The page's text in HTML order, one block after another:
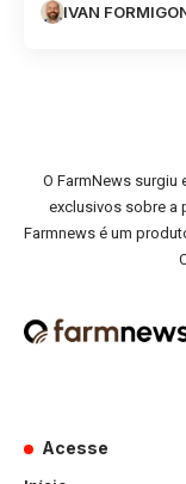
IVAN
O FarmNews
exclusivos sobre a
Farmnews é um
Acesse